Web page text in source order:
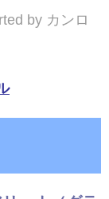
by カンロ